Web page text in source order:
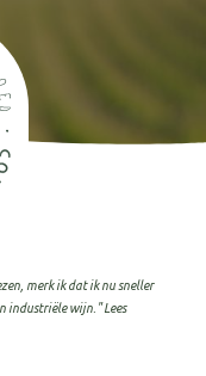
merk ik dat ik nu sneller
industriële wijn."Lees